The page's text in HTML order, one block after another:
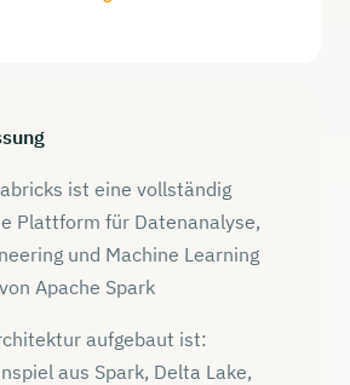
ist eine vollständig
Plattform für Datenanalyse,
und Machine Learning
Apache Spark
aufgebaut ist:
aus Spark, Delta Lake,